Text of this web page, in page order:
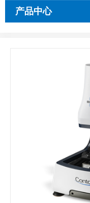
产品中心